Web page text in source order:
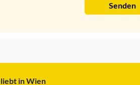
Senden
in Wien